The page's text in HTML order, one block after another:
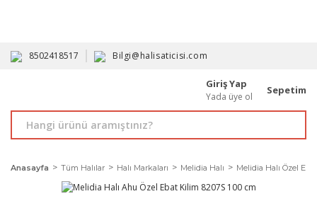
8502418517 Bilgi@halisaticisi.com
Giriş Yap
Yada üye ol
Sepetim
Anasayfa Tüm Halılar Halı Markaları Melidia Halı Melidia Halı Özel